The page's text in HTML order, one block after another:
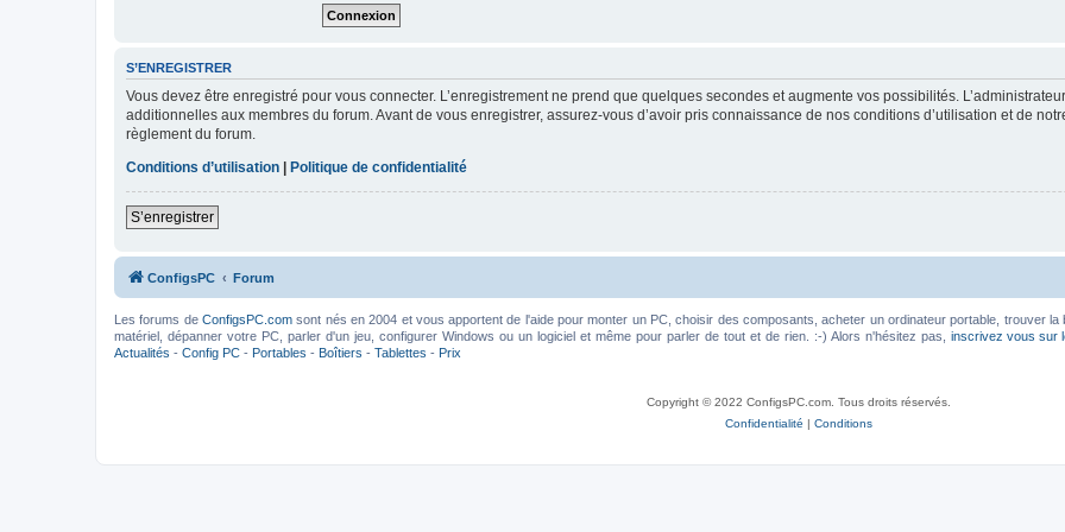
S’ENREGISTRER
Vous devez être enregistré pour vous connecter. L’enregistrement ne prend que quelques secondes et augmente vos possibilités.
additionnelles aux membres du forum. Avant de vous enregistrer, assurez-vous d’avoir pris connaissance de nos conditions d’utilisation et de
règlement du forum.
Conditions d’utilisation | Politique de confidentialité
S’enregistrer
ConfigsPC Forum
Les forums de ConfigsPC.comsont nés en 2004 et vous apportent de l'aide pour monter un PC, choisir des composants, acheter un ordinateur portable, trouver
matériel, dépanner votre PC, parler d'un jeu, configurer Windows ou un logiciel et même pour parler de tout et de rien. :-) Alors n'hésitez pas, inscrivez vous sur
Actualités - Config PC - Portables - Boîtiers - Tablettes - Prix
Copyright © 2022 ConfigsPC.com. Tous droits réservés.
Confidentialité | Conditions